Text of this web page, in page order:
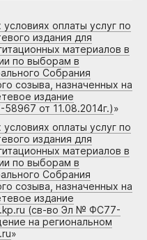
оплаты услуг по
издания для
материалов в
по выборам в
Собрания
созыва, назначенных на
издание
от 11.08.2014г.)»
оплаты услуг по
издания для
материалов в
по выборам в
Собрания
созыва, назначенных на
издание
(св-во Эл № ФС77-
на региональном
»